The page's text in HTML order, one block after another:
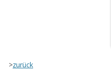
>zurück